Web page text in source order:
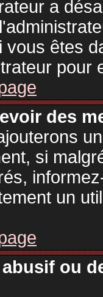
a
vous êtes
pour
des
si
un
ou